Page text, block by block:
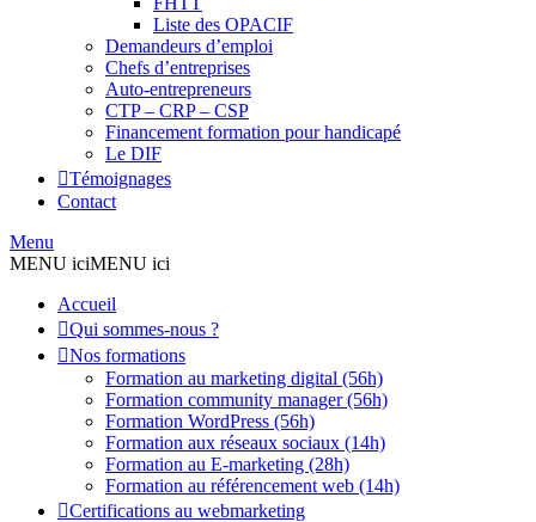
Liste des OPACIF
Demandeurs d’emploi
Chefs d’entreprises
Auto-entrepreneurs
CTP – CRP – CSP
Financement formation pour handicapé
Le DIF
Témoignages
Contact
Menu
MENU iciMENU ici
Accueil
Qui sommes-nous ?
Nos formations
Formation au marketing digital (56h)
Formation community manager (56h)
Formation WordPress (56h)
Formation aux réseaux sociaux (14h)
Formation au E-marketing (28h)
Formation au référencement web (14h)
Certifications au webmarketing